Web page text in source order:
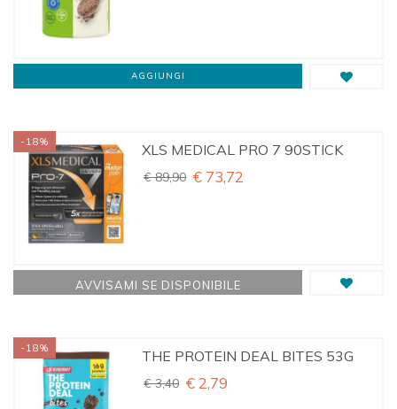
AGGIUNGI
XLS MEDICAL PRO 7 90STICK
€ 89,90 € 73,72
-18%
AVVISAMI SE DISPONIBILE
THE PROTEIN DEAL BITES 53G
€ 3,40 € 2,79
-18%